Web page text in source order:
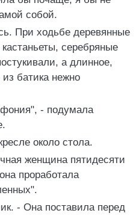
собой.
При ходьбе деревянные
серебряные
а длинное,
из батика нежно
- подумала
около стола.
женщина пятидесяти
проработала
- Она поставила перед